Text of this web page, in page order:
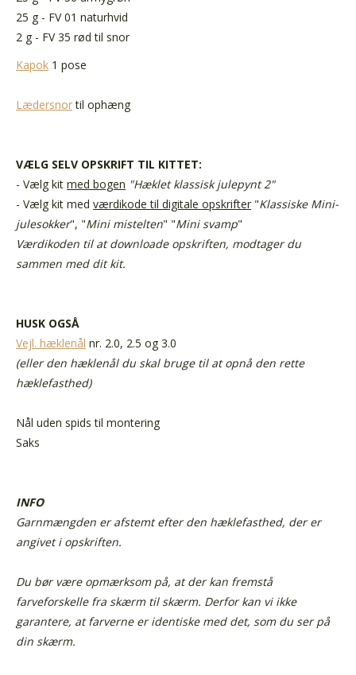
25 g - FV 01 naturhvid
2 g - FV 35 rød til snor
Kapok 1 pose
Lædersnortil ophæng
VÆLG SELV OPSKRIFT TIL KITTET:
- Vælg kit med bogen "Hæklet klassisk julepynt 2"
- Vælg kit med værdikode til digitale opskrifter "Klassiske Mini-
julesokker", "Mini mistelten" "Mini svamp"
Værdikoden til at downloade opskriften, modtager du
sammen med dit kit.
HUSK OGSÅ
Vejl. hæklenål nr. 2.0, 2.5 og 3.0
(eller den hæklenål du skal bruge til at opnå den rette
hæklefasthed)
Nål uden spids til montering
Saks
INFO
Garnmængden er afstemt efter den hæklefasthed, der er
angivet i opskriften.
Du bør være opmærksom på, at der kan fremstå
farveforskelle fra skærm til skærm. Derfor kan vi ikke
garantere, at farverne er identiske med det, som du ser på
din skærm.